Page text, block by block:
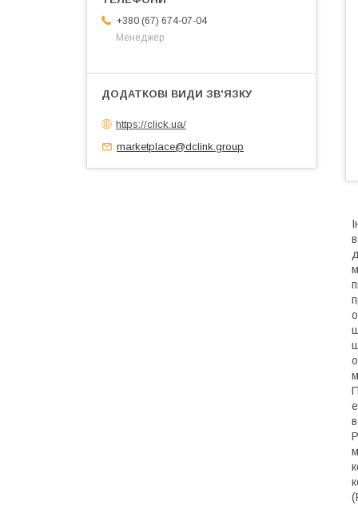
+380 (67) 674-07-04
Менеджер
https://click.ua/
marketplace@dclink.group